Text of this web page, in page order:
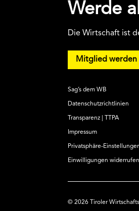
Werde
Die Wirtschaft ist
Mitglied werden
Sag’s dem WB
Datenschutzrichtlinien
Transparenz | TTPA
Impressum
Privatsphäre-
Einwilligungen widerrufen
© 2026 Tiroler